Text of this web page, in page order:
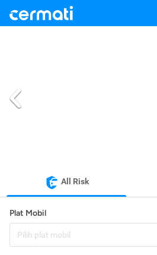
All Risk
Plat Mobil
Pilih plat mobil